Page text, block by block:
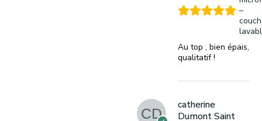
–
Au top , bien épais,
qualitatif !
catherine
Dumont Saint